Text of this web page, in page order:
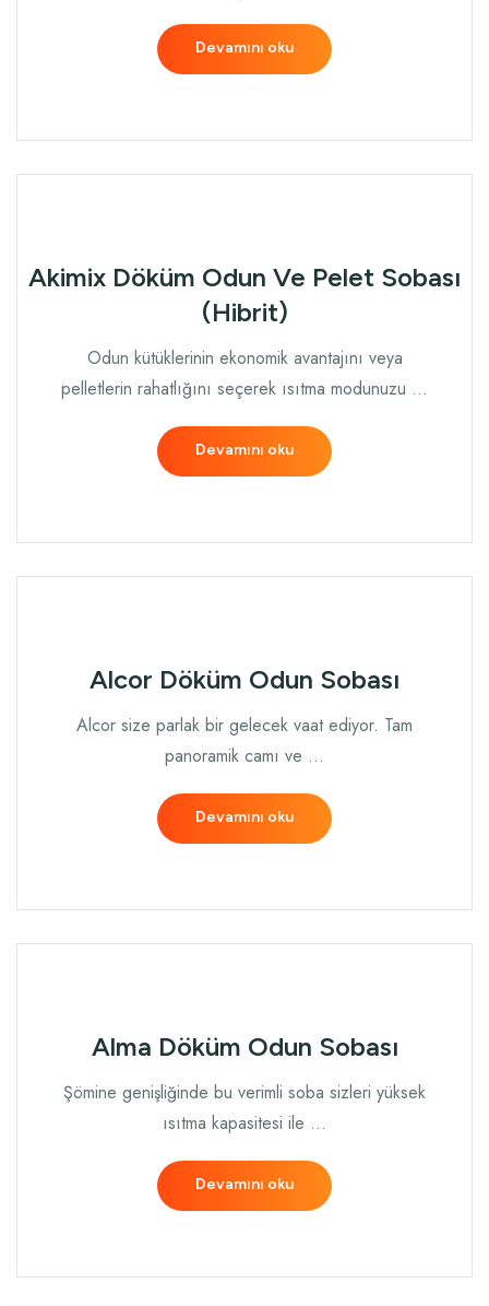
Devamını oku
Akimix Döküm Odun Ve Pelet Sobası
(Hibrit)
Odun kütüklerinin ekonomik avantajını veya
pelletlerin rahatlığını seçerek ısıtma modunuzu …
Devamını oku
Alcor Döküm Odun Sobası
Alcor size parlak bir gelecek vaat ediyor. Tam
panoramik camı ve …
Devamını oku
Alma Döküm Odun Sobası
Şömine genişliğinde bu verimli soba sizleri yüksek
ısıtma kapasitesi ile …
Devamını oku